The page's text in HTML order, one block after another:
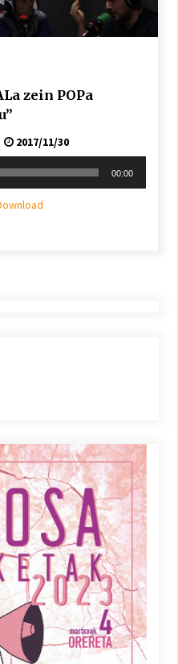
irratia, podcastak
zer?
IX. topaketak!
Arrosaren 20 urteez
erreportaia
zein POPa
2017/11/30
00:00